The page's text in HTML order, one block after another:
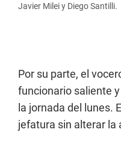
Javier Milei y Diego Santilli.
Por su parte, el
funcionario saliente
la jornada del lunes.
jefatura sin alterar la